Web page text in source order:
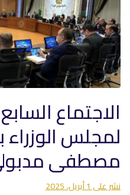
الاجتماع
لمجلس الوزراء
مصطفى
نشر على1 أبريل، 2025